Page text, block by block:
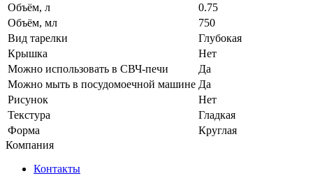
Объём, л
0.75
Объём, мл
750
Вид тарелки
Глубокая
Крышка
Нет
Можно использовать в СВЧ-печи
Да
Можно мыть в посудомоечной машине Да
Рисунок
Нет
Текстура
Гладкая
Форма
Круглая
Компания
Контакты